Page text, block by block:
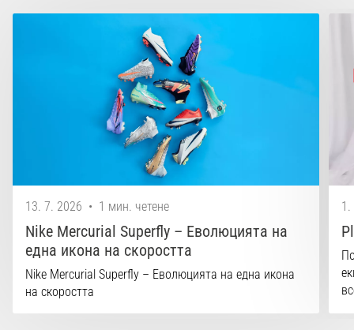
мач,
6
Открий
новите
футболни
обувки
Nike
Phantom
13. 7. 2026 • 1 мин. четене
Nike Mercurial Superfly – Еволюцията на
една икона на скоростта
Nike Mercurial Superfly – Еволюцията на една икона
на скоростта
1.